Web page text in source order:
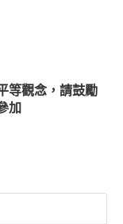
等觀念，請鼓勵
加